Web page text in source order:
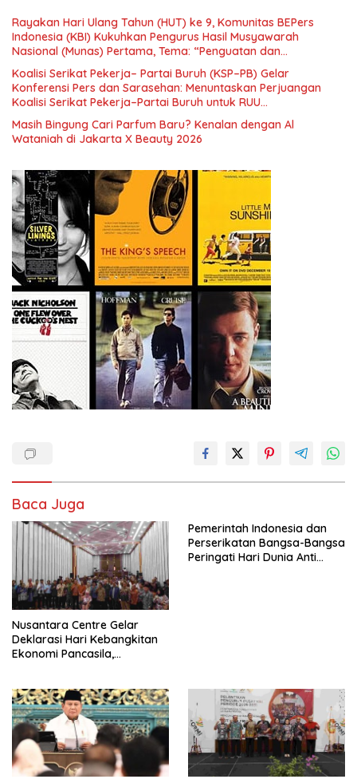
Rayakan Hari Ulang Tahun (HUT) ke 9, Komunitas BEPers
Indonesia (KBI) Kukuhkan Pengurus Hasil Musyawarah
Nasional (Munas) Pertama, Tema: “Penguatan dan
Pengembangan Organisasi KBI yang Berbasis Riset di seluruh
Indonesia dan Mancanegara”.
Koalisi Serikat Pekerja– Partai Buruh (KSP–PB) Gelar
Konferensi Pers dan Sarasehan: Menuntaskan Perjuangan
Koalisi Serikat Pekerja–Partai Buruh untuk RUU
Ketenagakerjaan Baru.
Masih Bingung Cari Parfum Baru? Kenalan dengan Al
Wataniah di Jakarta X Beauty 2026
Baca Juga
Nusantara Centre Gelar
Deklarasi Hari Kebangkitan
Ekonomi Pancasila,
Penjajahan (Pergolakan
Ekonomi Politik Indonesia) &
Simposium Nasional “Urgensi
Undang-Undang
Perekonomian Nasional dan
Kesejahteraan Sosial dalam
Pemerintah Indonesia dan
Perserikatan Bangsa-Bangsa
Peringati Hari Dunia Anti